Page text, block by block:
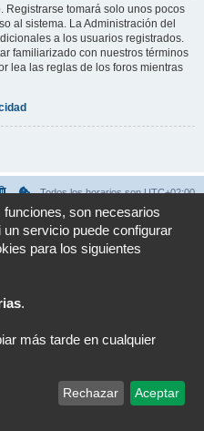
Registrarse tomará solo unos pocos
al sistema. La Administración del
a los usuarios registrados.
familiarizado con nuestros términos
lea las reglas de los foros mientras
Todos los horarios sonUTC+02:00
Software © phpBB Limited
phpBB España
Condiciones
son necesarios
servicio puede configurar
para los siguientes
.
más tarde en cualquier
Rechazar Aceptar